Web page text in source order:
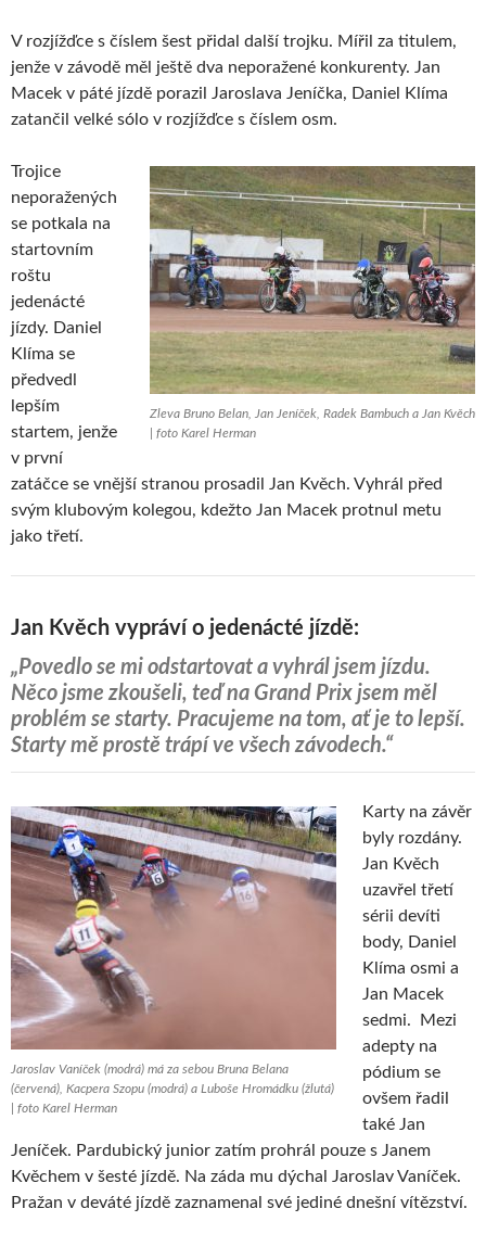
V rozjížďce s číslem šest přidal další trojku. Mířil za titulem,
jenže v závodě měl ještě dva neporažené konkurenty. Jan
Macek v páté jízdě porazil Jaroslava Jeníčka, Daniel Klíma
zatančil velké sólo v rozjížďce s číslem osm.
Zleva Bruno Belan, Jan Jeníček, Radek Bambuch a Jan Kvěch
| foto Karel Herman
Trojice
neporažených
se potkala na
startovním
roštu
jedenácté
jízdy. Daniel
Klíma se
předvedl
lepším
startem, jenže
v první
zatáčce se vnější stranou prosadil Jan Kvěch. Vyhrál před
svým klubovým kolegou, kdežto Jan Macek protnul metu
jako třetí.
Jan Kvěch vypráví o jedenácté jízdě:
„Povedlo se mi odstartovat a vyhrál jsem jízdu.
Něco jsme zkoušeli, teď na Grand Prix jsem měl
problém se starty. Pracujeme na tom, ať je to lepší.
Starty mě prostě trápí ve všech závodech.“
Jaroslav Vaníček (modrá) má za sebou Bruna Belana
(červená), Kacpera Szopu (modrá) a Luboše Hromádku (žlutá)
| foto Karel Herman
Karty na závěr
byly rozdány.
Jan Kvěch
uzavřel třetí
sérii devíti
body, Daniel
Klíma osmi a
Jan Macek
sedmi. Mezi
adepty na
pódium se
ovšem řadil
také Jan
Jeníček. Pardubický junior zatím prohrál pouze s Janem
Kvěchem v šesté jízdě. Na záda mu dýchal Jaroslav Vaníček.
Pražan v deváté jízdě zaznamenal své jediné dnešní vítězství.